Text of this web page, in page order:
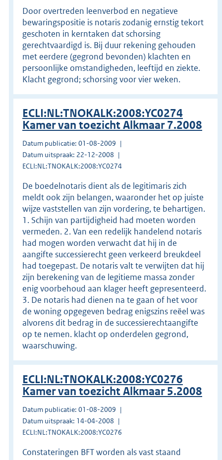
Door overtreden leenverbod en negatieve
bewaringspositie is notaris zodanig ernstig tekort
geschoten in kerntaken dat schorsing
gerechtvaardigd is. Bij duur rekening gehouden
met eerdere (gegrond bevonden) klachten en
persoonlijke omstandigheden, leeftijd en ziekte.
Klacht gegrond; schorsing voor vier weken.
ECLI:NL:TNOKALK:2008:YC0274
Kamer van toezicht Alkmaar 7.2008
Datum publicatie: 01-08-2009
Datum uitspraak: 22-12-2008
ECLI:NL:TNOKALK:2008:YC0274
De boedelnotaris dient als de legitimaris zich
meldt ook zijn belangen, waaronder het op juiste
wijze vaststellen van zijn vordering, te behartigen.
1. Schijn van partijdigheid had moeten worden
vermeden. 2. Van een redelijk handelend notaris
had mogen worden verwacht dat hij in de
aangifte successierecht geen verkeerd breukdeel
had toegepast. De notaris valt te verwijten dat hij
zijn berekening van de legitieme massa zonder
enig voorbehoud aan klager heeft gepresenteerd.
3. De notaris had dienen na te gaan of het voor
de woning opgegeven bedrag enigszins reëel was
alvorens dit bedrag in de successierechtaangifte
op te nemen. klacht op onderdelen gegrond,
waarschuwing.
ECLI:NL:TNOKALK:2008:YC0276
Kamer van toezicht Alkmaar 5.2008
Datum publicatie: 01-08-2009
Datum uitspraak: 14-04-2008
ECLI:NL:TNOKALK:2008:YC0276
Constateringen BFT worden als vast staand